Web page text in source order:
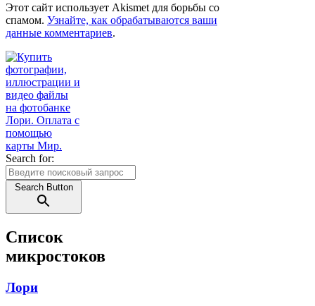
Этот сайт использует Akismet для борьбы со
спамом. Узнайте, как обрабатываются ваши
данные комментариев.
Search for:
Search Button
Список
микростоков
Лори